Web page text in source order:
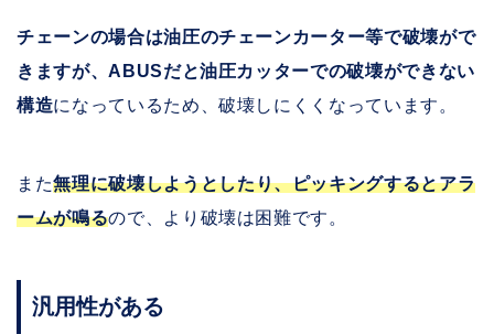
チェーンの場合は油圧のチェーンカーター等で破壊がで
きますが、ABUSだと油圧カッターでの破壊ができない
構造になっているため、破壊しにくくなっています。
また無理に破壊しようとしたり、ピッキングするとアラ
ームが鳴るので、より破壊は困難です。
汎用性がある